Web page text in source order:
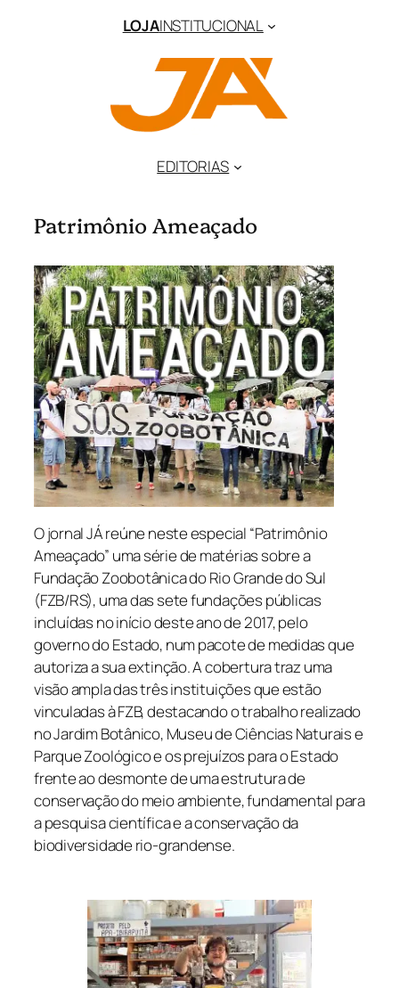
LOJAINSTITUCIONAL
EDITORIAS
Patrimônio Ameaçado
O jornal JÁ reúne neste especial “Patrimônio
Ameaçado” uma série de matérias sobre a
Fundação Zoobotânica do Rio Grande do Sul
(FZB/RS), uma das sete fundações públicas
incluídas no início deste ano de 2017, pelo
governo do Estado, num pacote de medidas que
autoriza a sua extinção. A cobertura traz uma
visão ampla das três instituições que estão
vinculadas à FZB, destacando o trabalho realizado
no Jardim Botânico, Museu de Ciências Naturais e
Parque Zoológico e os prejuízos para o Estado
frente ao desmonte de uma estrutura de
conservação do meio ambiente, fundamental para
a pesquisa científica e a conservação da
biodiversidade rio-grandense.